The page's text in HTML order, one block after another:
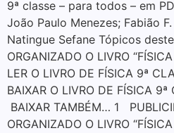
9ª classe – para todos – em
João Paulo Menezes; Fabião
Natingue Sefane Tópicos
ORGANIZADO O LIVRO
LER O LIVRO DE FÍSICA 9ª
BAIXAR O LIVRO DE FÍSICA 9ª
BAIXAR TAMBÉM… 1
ORGANIZADO O LIVRO